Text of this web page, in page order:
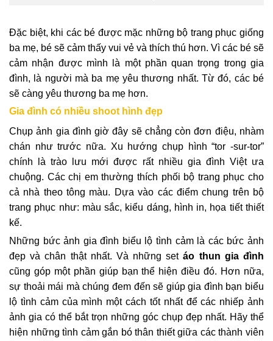
Đặc biệt, khi các bé được mặc những bộ trang phục giống
ba mẹ, bé sẽ cảm thấy vui vẻ và thích thú hơn. Vì các bé sẽ
cảm nhận được mình là một phần quan trọng trong gia
đình, là người mà ba mẹ yêu thương nhất. Từ đó, các bé
sẽ càng yêu thương ba mẹ hơn.
Gia đình có nhiều shoot hình đẹp
Chụp ảnh gia đình giờ đây sẽ chẳng còn đơn điệu, nhàm
chán như trước nữa. Xu hướng chụp hình “tor -sur-tor”
chính là trào lưu mới được rất nhiều gia đình Việt ưa
chuộng. Các chị em thường thích phối bộ trang phục cho
cả nhà theo tông màu. Dựa vào các điểm chung trên bộ
trang phục như: màu sắc, kiểu dáng, hình in, họa tiết thiết
kế.
Những bức ảnh gia đình biểu lộ tình cảm là các bức ảnh
đẹp và chân thật nhất. Và những setáo thun gia đình
cũng góp một phần giúp bạn thể hiện điều đó. Hơn nữa,
sự thoải mái mà chúng đem đến sẽ giúp gia đình bạn biểu
lộ tình cảm của mình một cách tốt nhất để các nhiếp ảnh
ảnh gia có thể bắt trọn những góc chụp đẹp nhất. Hãy thể
hiện những tình cảm gắn bó thân thiết giữa các thành viên